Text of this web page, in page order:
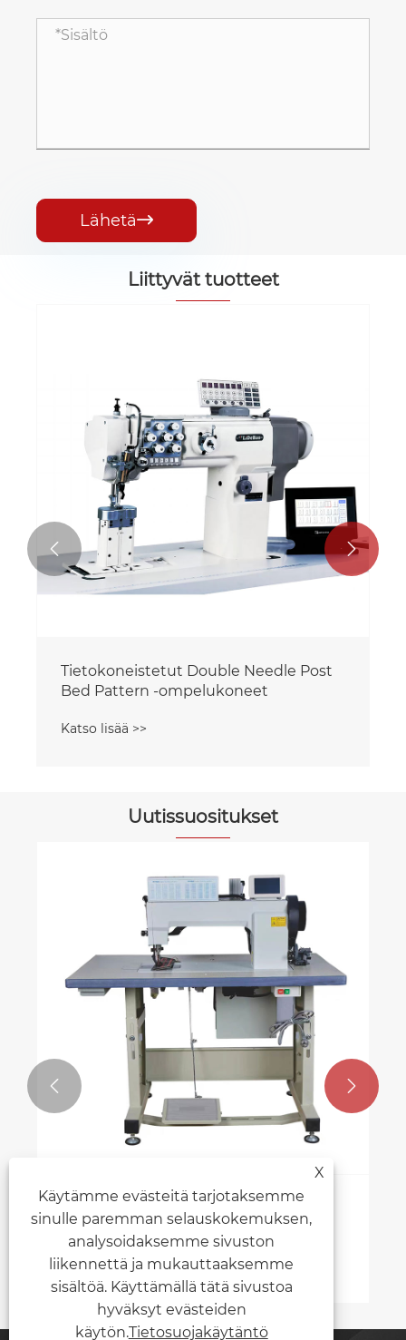
Lähetä
Liittyvät tuotteet
Tietokoneistetut Double Needle Post
Bed Pattern -ompelukoneet
Katso lisää >>
 
Uutissuositukset
Mikä on autojen ompelukoneiden
rooli?
Katso lisää >>
 
X
Käytämme evästeitä tarjotaksemme
sinulle paremman selauskokemuksen,
analysoidaksemme sivuston
liikennettä ja mukauttaaksemme
sisältöä. Käyttämällä tätä sivustoa
hyväksyt evästeiden
käytön.Tietosuojakäytäntö